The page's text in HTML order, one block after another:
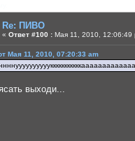
Re: ПИВО
« Ответ #100 : Мая 11, 2010, 12:06:49
Мая 11, 2010, 07:20:33 am
выходи...